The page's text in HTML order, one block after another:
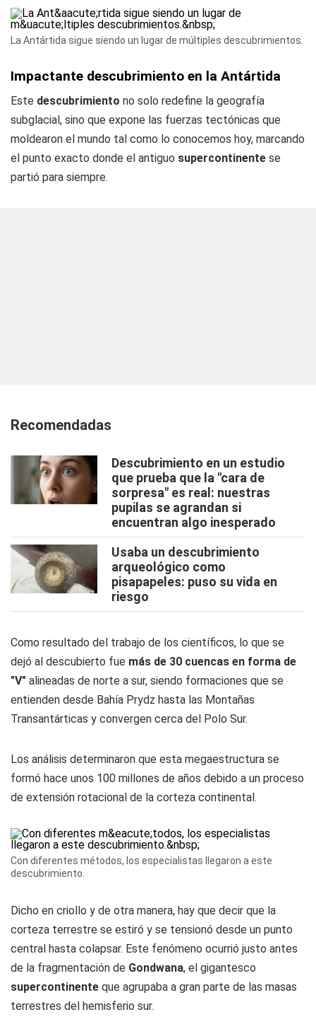
La Antártida sigue siendo un lugar de múltiples descubrimientos.
Impactante descubrimiento en la Antártida
Este descubrimiento no solo redefine la geografía
subglacial, sino que expone las fuerzas tectónicas que
moldearon el mundo tal como lo conocemos hoy, marcando
el punto exacto donde el antiguo supercontinente se
partió para siempre.
Recomendadas
Descubrimiento en un estudio
que prueba que la "cara de
sorpresa" es real: nuestras
pupilas se agrandan si
encuentran algo inesperado
Usaba un descubrimiento
arqueológico como
pisapapeles: puso su vida en
riesgo
Como resultado del trabajo de los científicos, lo que se
dejó al descubierto fue más de 30 cuencas en forma de
"V" alineadas de norte a sur, siendo formaciones que se
entienden desde Bahía Prydz hasta las Montañas
Transantárticas y convergen cerca del Polo Sur.
Los análisis determinaron que esta megaestructura se
formó hace unos 100 millones de años debido a un proceso
de extensión rotacional de la corteza continental.
Con diferentes métodos, los especialistas llegaron a este
descubrimiento.
Dicho en criollo y de otra manera, hay que decir que la
corteza terrestre se estiró y se tensionó desde un punto
central hasta colapsar. Este fenómeno ocurrió justo antes
de la fragmentación de Gondwana, el gigantesco
supercontinente que agrupaba a gran parte de las masas
terrestres del hemisferio sur.